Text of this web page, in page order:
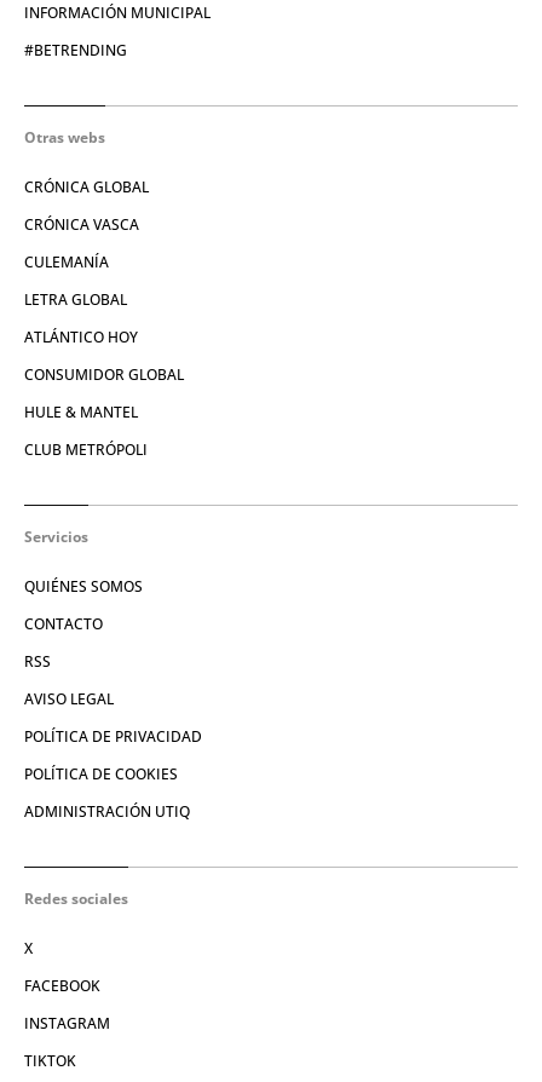
INFORMACIÓN MUNICIPAL
#BETRENDING
Otras webs
CRÓNICA GLOBAL
CRÓNICA VASCA
CULEMANÍA
LETRA GLOBAL
ATLÁNTICO HOY
CONSUMIDOR GLOBAL
HULE & MANTEL
CLUB METRÓPOLI
Servicios
QUIÉNES SOMOS
CONTACTO
RSS
AVISO LEGAL
POLÍTICA DE PRIVACIDAD
POLÍTICA DE COOKIES
ADMINISTRACIÓN UTIQ
Redes sociales
X
FACEBOOK
INSTAGRAM
TIKTOK